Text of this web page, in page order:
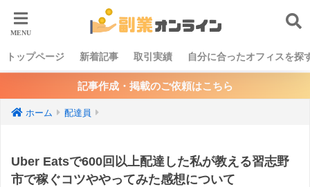
トップページ 新着記事 取引実績 自分に合ったオフィスを探
記事作成・掲載のご依頼はこちら
ホーム 配達員
Uber Eatsで600回以上配達した私が教える習志野
市で稼ぐコツややってみた感想について